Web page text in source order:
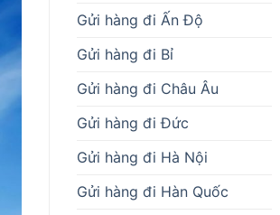
Gửi hàng đi Ấn Độ
Gửi hàng đi Bỉ
Gửi hàng đi Châu Âu
Gửi hàng đi Đức
Gửi hàng đi Hà Nội
Gửi hàng đi Hàn Quốc